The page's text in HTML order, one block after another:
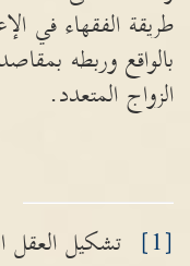
طريقة الفقهاء في
بالواقع وربطه
الزواج المتعدد.
[1]
تشكيل العقل